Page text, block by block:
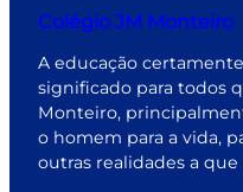
Colégio JM Monteiro
A educação
significado para todos
Monteiro,
o homem para a vida,
outras realidades a